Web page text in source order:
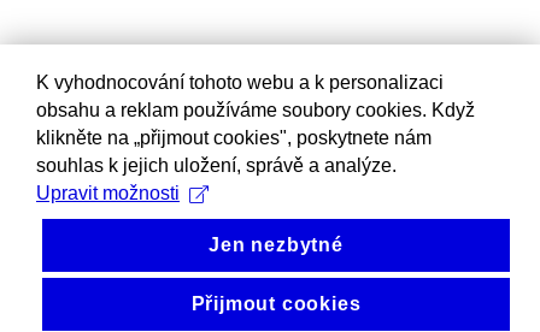
K vyhodnocování tohoto webu a k personalizaci
obsahu a reklam používáme soubory cookies. Když
klikněte na „přijmout cookies", poskytnete nám
souhlas k jejich uložení, správě a analýze.
Upravit možnosti
Jen nezbytné
Přijmout cookies